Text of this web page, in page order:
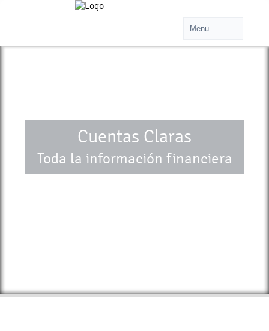
Cuentas Claras
Toda la información financiera